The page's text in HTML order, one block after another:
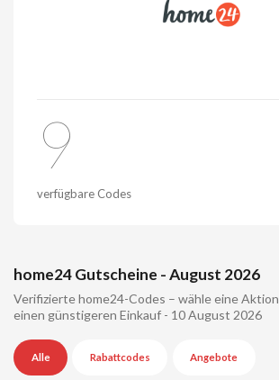
9
verfügbare Codes
home24 Gutscheine - August 2026
Verifizierte home24-Codes – wähle eine
einen günstigeren Einkauf - 10 August 2026
Alle Rabattcodes Angebote